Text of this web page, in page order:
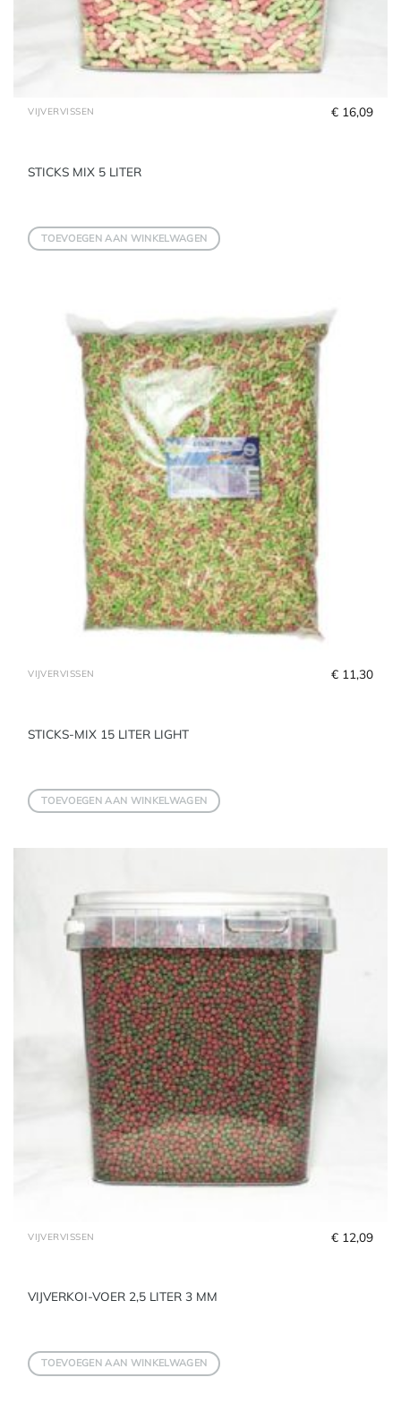
VIJVERVISSEN
STICKS MIX 5 LITER
€ 16,09
TOEVOEGEN AAN WINKELWAGEN
VIJVERVISSEN
STICKS-MIX 15 LITER LIGHT
€ 11,30
TOEVOEGEN AAN WINKELWAGEN
VIJVERVISSEN
VIJVERKOI-VOER 2,5 LITER 3 MM
€ 12,09
TOEVOEGEN AAN WINKELWAGEN